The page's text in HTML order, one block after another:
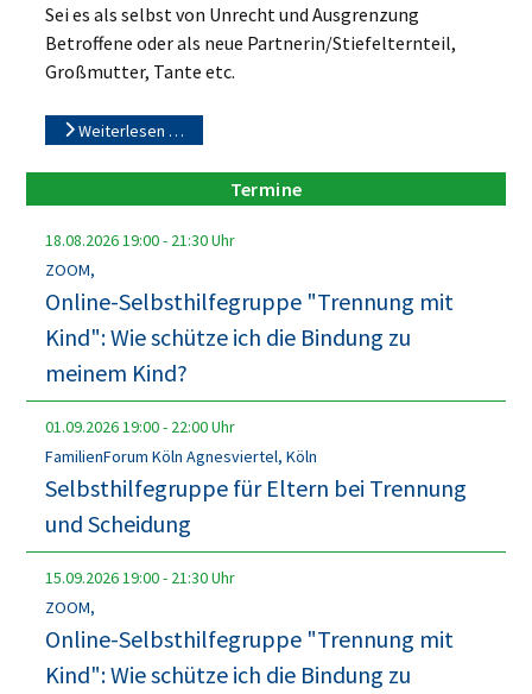
Sei es als selbst von Unrecht und Ausgrenzung
Betroffene oder als neue Partnerin/Stiefelternteil,
Großmutter, Tante etc.
Weiterlesen …
Termine
18.08.202619:00- 21:30Uhr
ZOOM,
Online-Selbsthilfegruppe "Trennung mit
Kind": Wie schütze ich die Bindung zu
meinem Kind?
01.09.202619:00- 22:00Uhr
FamilienForum Köln Agnesviertel, Köln
Selbsthilfegruppe für Eltern bei Trennung
und Scheidung
15.09.202619:00- 21:30Uhr
ZOOM,
Online-Selbsthilfegruppe "Trennung mit
Kind": Wie schütze ich die Bindung zu